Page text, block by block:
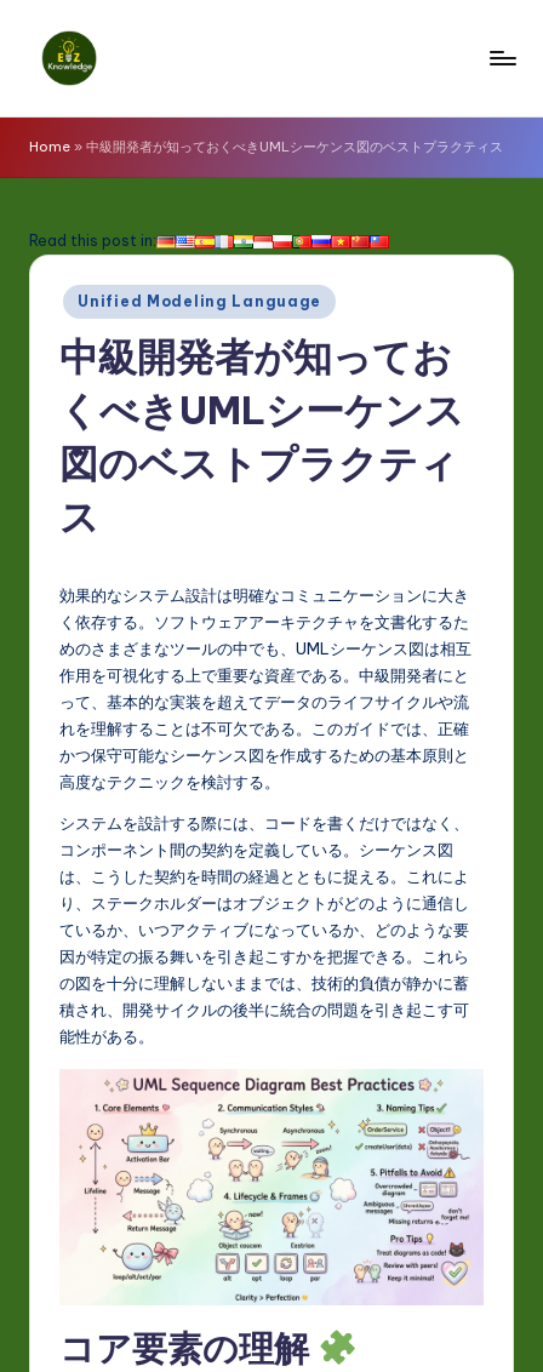
z
K
o
w
Home » 中級開発者が知っておくべきUMLシーケンス図のベストプラクティス
Read this post in:
Posted
in
Unified Modeling Language
中級開発者が知ってお
くべきUMLシーケンス
図のベストプラクティ
ス
効果的なシステム設計は明確なコミュニケーションに大き
く依存する。ソフトウェアアーキテクチャを文書化するた
めのさまざまなツールの中でも、UMLシーケンス図は相互
作用を可視化する上で重要な資産である。中級開発者にと
って、基本的な実装を超えてデータのライフサイクルや流
れを理解することは不可欠である。このガイドでは、正確
かつ保守可能なシーケンス図を作成するための基本原則と
高度なテクニックを検討する。
システムを設計する際には、コードを書くだけではなく、
コンポーネント間の契約を定義している。シーケンス図
は、こうした契約を時間の経過とともに捉える。これによ
り、ステークホルダーはオブジェクトがどのように通信し
ているか、いつアクティブになっているか、どのような要
因が特定の振る舞いを引き起こすかを把握できる。これら
の図を十分に理解しないままでは、技術的負債が静かに蓄
積され、開発サイクルの後半に統合の問題を引き起こす可
能性がある。
コア要素の理解